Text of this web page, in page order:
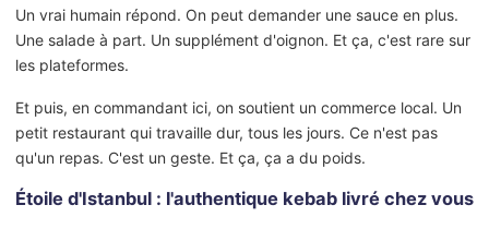
Un vrai humain répond. On peut demander une sauce en plus.
Une salade à part. Un supplément d'oignon. Et ça, c'est rare sur
les plateformes.
Et puis, en commandant ici, on soutient un commerce local. Un
petit restaurant qui travaille dur, tous les jours. Ce n'est pas
qu'un repas. C'est un geste. Et ça, ça a du poids.
Étoile d'Istanbul : l'authentique kebab livré chez vous